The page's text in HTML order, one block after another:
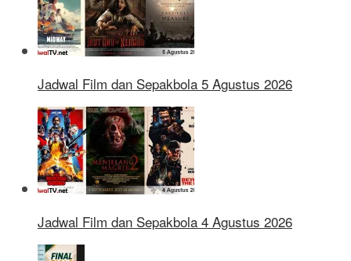
Jadwal Film dan Sepakbola 5 Agustus 2026
Jadwal Film dan Sepakbola 4 Agustus 2026